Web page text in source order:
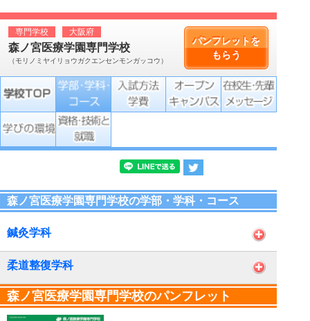
パンフレットを
もらう
専門学校 大阪府
森ノ宮医療学園専門学校
（モリノミヤイリョウガクエンセンモンガッコウ）
森ノ宮医療学園専門学校の学部・学科・コース
鍼灸学科
柔道整復学科
森ノ宮医療学園専門学校のパンフレット